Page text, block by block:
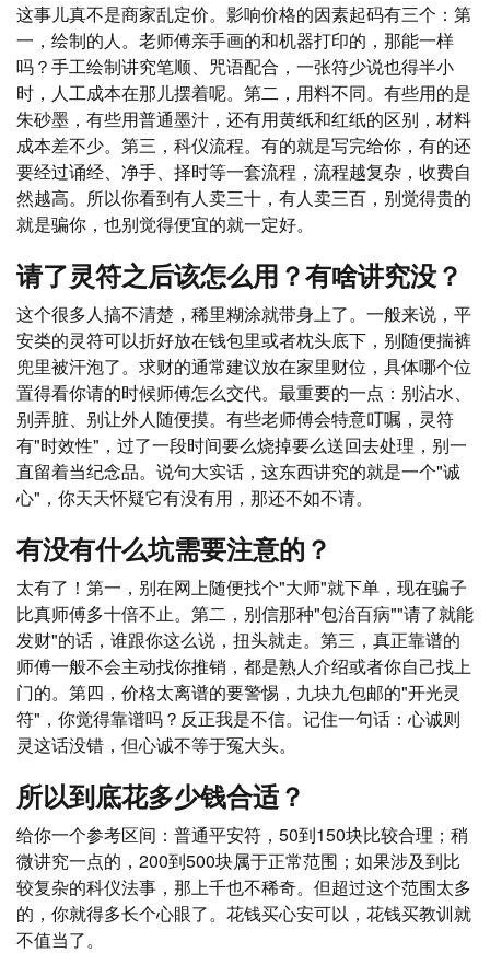
这事儿真不是商家乱定价。影响价格的因素起码有三个：第
一，绘制的人。老师傅亲手画的和机器打印的，那能一样
吗？手工绘制讲究笔顺、咒语配合，一张符少说也得半小
时，人工成本在那儿摆着呢。第二，用料不同。有些用的是
朱砂墨，有些用普通墨汁，还有用黄纸和红纸的区别，材料
成本差不少。第三，科仪流程。有的就是写完给你，有的还
要经过诵经、净手、择时等一套流程，流程越复杂，收费自
然越高。所以你看到有人卖三十，有人卖三百，别觉得贵的
就是骗你，也别觉得便宜的就一定好。
请了灵符之后该怎么用？有啥讲究没？
这个很多人搞不清楚，稀里糊涂就带身上了。一般来说，平
安类的灵符可以折好放在钱包里或者枕头底下，别随便揣裤
兜里被汗泡了。求财的通常建议放在家里财位，具体哪个位
置得看你请的时候师傅怎么交代。最重要的一点：别沾水、
别弄脏、别让外人随便摸。有些老师傅会特意叮嘱，灵符
有"时效性"，过了一段时间要么烧掉要么送回去处理，别一
直留着当纪念品。说句大实话，这东西讲究的就是一个"诚
心"，你天天怀疑它有没有用，那还不如不请。
有没有什么坑需要注意的？
太有了！第一，别在网上随便找个"大师"就下单，现在骗子
比真师傅多十倍不止。第二，别信那种"包治百病""请了就能
发财"的话，谁跟你这么说，扭头就走。第三，真正靠谱的
师傅一般不会主动找你推销，都是熟人介绍或者你自己找上
门的。第四，价格太离谱的要警惕，九块九包邮的"开光灵
符"，你觉得靠谱吗？反正我是不信。记住一句话：心诚则
灵这话没错，但心诚不等于冤大头。
所以到底花多少钱合适？
给你一个参考区间：普通平安符，50到150块比较合理；稍
微讲究一点的，200到500块属于正常范围；如果涉及到比
较复杂的科仪法事，那上千也不稀奇。但超过这个范围太多
的，你就得多长个心眼了。花钱买心安可以，花钱买教训就
不值当了。